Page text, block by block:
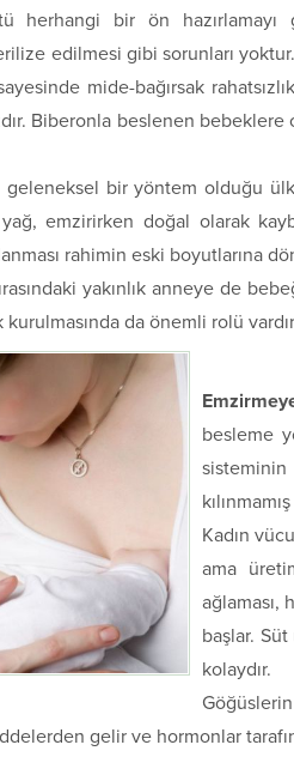
herhangi bir ön hazırlamayı
edilmesi gibi sorunları
mide-bağırsak
Biberonla beslenen bebeklere
geleneksel bir yöntem olduğu
emzirirken doğal olarak
rahimin eski boyutlarına
yakınlık anneye de
kurulmasında da önemli rolü
besleme
Kadın
ama
ağlaması,
başlar.
kolaydır.
gelir ve hormonlar